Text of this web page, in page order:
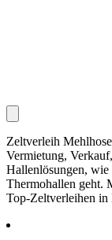
Zeltverleih
Vermietung,
Hallenlösungen, wie
Thermohallen geht.
Top-Zeltverleihen in